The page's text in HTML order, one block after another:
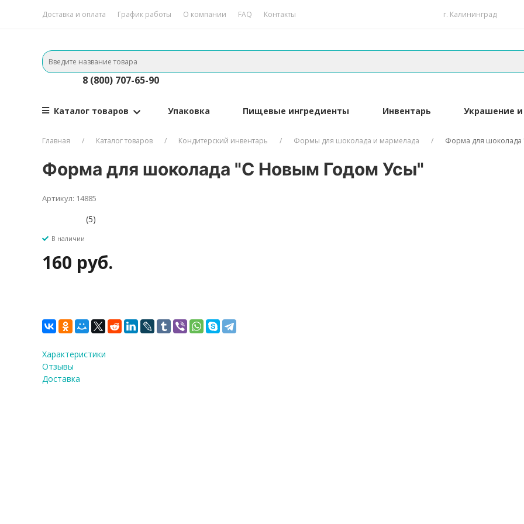
Доставка и оплата График работы О компании FAQ Контакты г. Калининград
8 (800) 707-65-90
Каталог товаров Упаковка Пищевые ингредиенты Инвентарь Украшение
Главная Каталог товаров Кондитерский инвентарь Формы для шоколада и мармелада Форма для
Форма для шоколада "С Новым Годом Усы"
Артикул: 14885
(5)
В наличии
160 руб.
Характеристики
Отзывы
Доставка